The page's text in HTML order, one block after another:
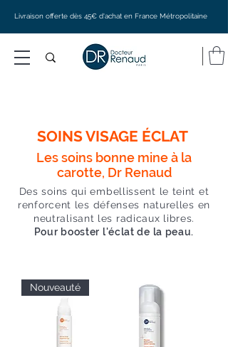
Livraison offerte dès 45€ d'achat en France Métropolitaine
SOINS VISAGE ÉCLAT
Les soins bonne mine à la
carotte, Dr Renaud
Des soins qui embellissent le teint et
renforcent les défenses naturelles en
neutralisant les radicaux libres.
Pour booster l'éclat de la peau.
Nouveauté